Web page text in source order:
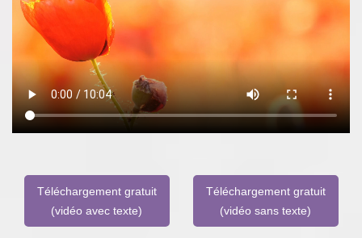
Téléchargement gratuit
(vidéo avec texte)
Téléchargement gratuit
(vidéo sans texte)